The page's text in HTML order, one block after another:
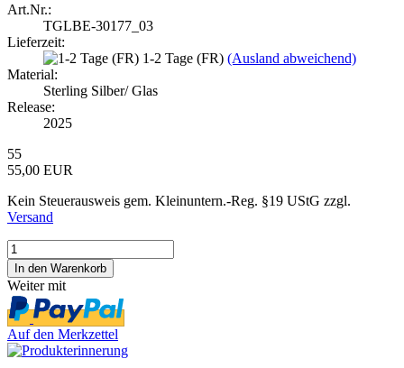
Art.Nr.:
TGLBE-30177_03
Lieferzeit:
1-2 Tage (FR) (Ausland abweichend)
Material:
Sterling Silber/ Glas
Release:
2025
55
55,00 EUR
Kein Steuerausweis gem. Kleinuntern.-Reg. §19 UStG zzgl.
Versand
Weiter mit
Auf den Merkzettel